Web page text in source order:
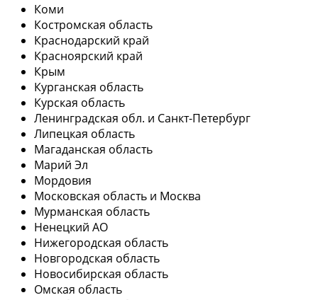
Коми
Костромская область
Краснодарский край
Красноярский край
Крым
Курганская область
Курская область
Ленинградская обл. и Санкт-Петербург
Липецкая область
Магаданская область
Марий Эл
Мордовия
Московская область и Москва
Мурманская область
Ненецкий АО
Нижегородская область
Новгородская область
Новосибирская область
Омская область